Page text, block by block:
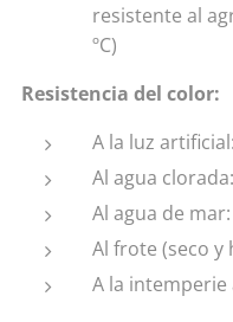
resistente al
ºC)
Resistencia del color:
A la luz
Al agua
Al agua de mar:
Al frote (seco y
A la